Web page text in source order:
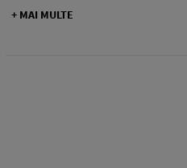
+ MAI MULTE